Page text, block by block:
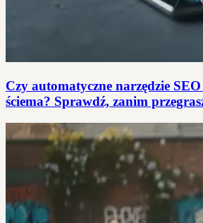
Czy automatyczne narzędzie
ściema? Sprawdź, zanim